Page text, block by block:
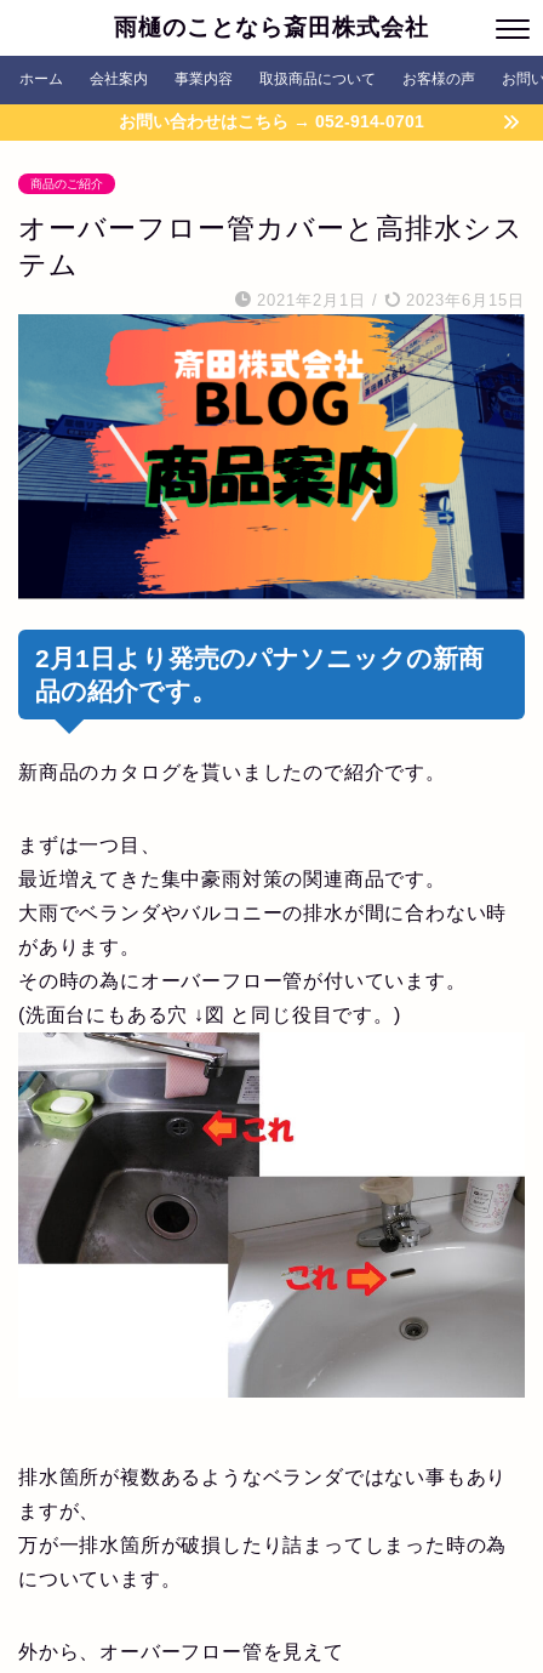
雨樋のことなら斎田株式会社
ホーム 会社案内 事業内容 取扱商品について お客様の声 お問
お問い合わせはこちら → 052-914-0701
商品のご紹介
オーバーフロー管カバーと高排水シス
テム
2021年2月1日 / 2023年6月15日
2月1日より発売のパナソニックの新商
品の紹介です。
新商品のカタログを貰いましたので紹介です。
まずは一つ目、
最近増えてきた集中豪雨対策の関連商品です。
大雨でベランダやバルコニーの排水が間に合わない時
があります。
その時の為にオーバーフロー管が付いています。
(洗面台にもある穴 ↓図 と同じ役目です。)
排水箇所が複数あるようなベランダではない事もあり
ますが、
万が一排水箇所が破損したり詰まってしまった時の為
についています。
外から、オーバーフロー管を見えて